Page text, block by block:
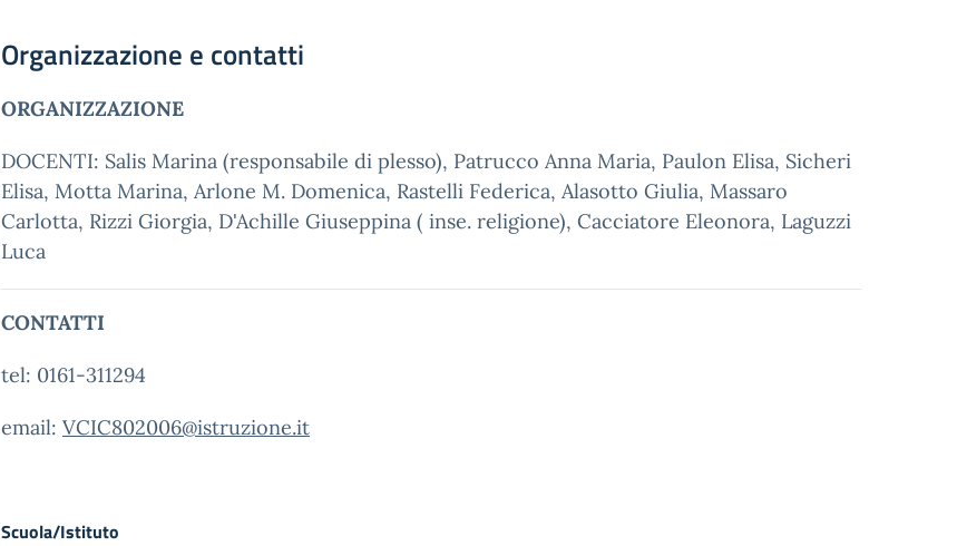
Organizzazione e contatti
ORGANIZZAZIONE
DOCENTI: Salis Marina (responsabile di plesso), Patrucco Anna Maria, Paulon Elisa, Sicheri
Elisa, Motta Marina, Arlone M. Domenica, Rastelli Federica, Alasotto Giulia, Massaro
Carlotta, Rizzi Giorgia, D'Achille Giuseppina ( inse. religione), Cacciatore Eleonora, Laguzzi
Luca
CONTATTI
tel: 0161-311294
email: VCIC802006@istruzione.it
Scuola/Istituto